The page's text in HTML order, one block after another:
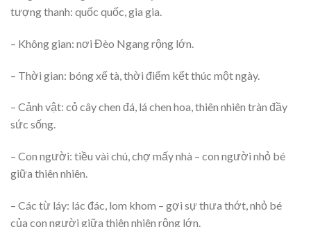
tượng thanh: quốc quốc, gia gia.
– Không gian: nơi Đèo Ngang rộng lớn.
– Thời gian: bóng xế tà, thời điểm kết thúc một ngày.
– Cảnh vật: cỏ cây chen đá, lá chen hoa, thiên nhiên tràn đầy
sức sống.
– Con người: tiều vài chú, chợ mấy nhà – con người nhỏ bé
giữa thiên nhiên.
– Các từ láy: lác đác, lom khom – gợi sự thưa thớt, nhỏ bé
của con người giữa thiên nhiên rộng lớn.